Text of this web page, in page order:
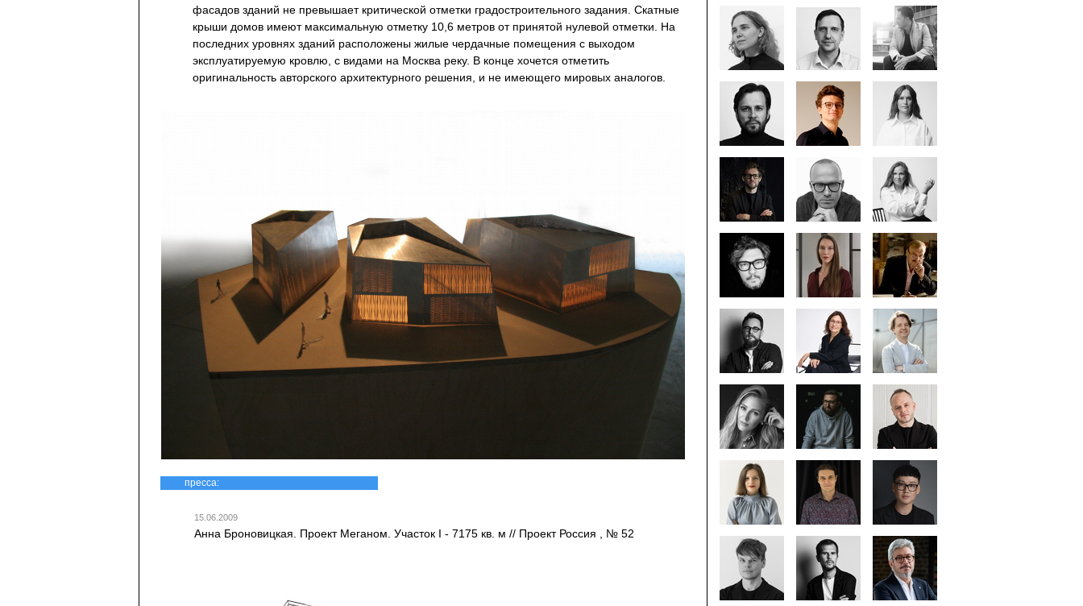
фасадов зданий не превышает критической отметки градостроительного задания. Скатные
крыши домов имеют максимальную отметку 10,6 метров от принятой нулевой отметки. На
последних уровнях зданий расположены жилые чердачные помещения с выходом
эксплуатируемую кровлю, с видами на Москва реку. В конце хочется отметить
оригинальность авторского архитектурного решения, и не имеющего мировых аналогов.
пресса:
15.06.2009
Анна Броновицкая. Проект Меганом. Участок I - 7175 кв. м // Проект Россия , № 52